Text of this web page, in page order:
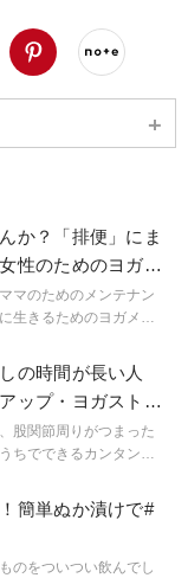
）
LINE Pinterest
か？「排便」にま
性のためのヨガ知
マのためのメンテナン
生きるためのヨガメソ
付けたいこと、いつか
ことなど、知っておく
性のためのヨガ知識」
の時間が長い人
ップ・ヨガストレ
股関節周りがつまった
ちでできるカンタンヨ
ね。
簡単ぬか漬けで#
のをついつい飲んでし